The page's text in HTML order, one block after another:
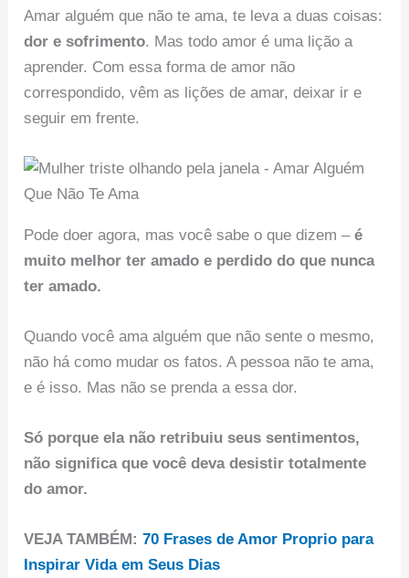
Amar alguém que não te ama, te leva a duas coisas:
dor e sofrimento. Mas todo amor é uma lição a
aprender. Com essa forma de amor não
correspondido, vêm as lições de amar, deixar ir e
seguir em frente.
Pode doer agora, mas você sabe o que dizem –é
muito melhor ter amado e perdido do que nunca
ter amado.
Quando você ama alguém que não sente o mesmo,
não há como mudar os fatos. A pessoa não te ama,
e é isso. Mas não se prenda a essa dor.
Só porque ela não retribuiu seus sentimentos,
não significa que você deva desistir totalmente
do amor.
VEJA TAMBÉM:70 Frases de Amor Proprio para
Inspirar Vida em Seus Dias